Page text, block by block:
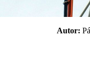
Autor: